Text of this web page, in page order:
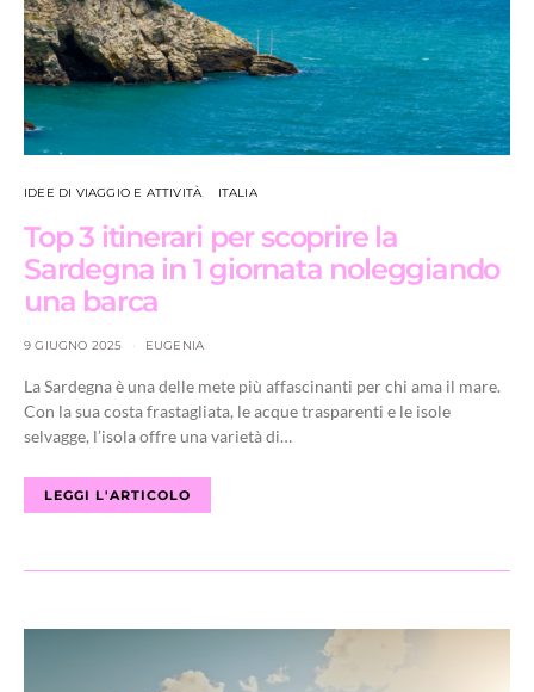
IDEE DI VIAGGIO E ATTIVITÀ ITALIA
Top 3 itinerari per scoprire la
Sardegna in 1 giornata noleggiando
una barca
9 GIUGNO 2025 EUGENIA
La Sardegna è una delle mete più affascinanti per chi ama il mare.
Con la sua costa frastagliata, le acque trasparenti e le isole
selvagge, l’isola offre una varietà di…
LEGGI L'ARTICOLO